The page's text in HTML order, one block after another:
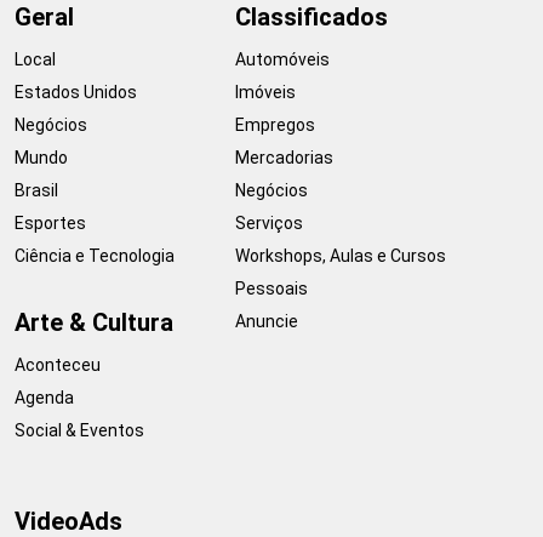
Geral
Local
Estados Unidos
Negócios
Mundo
Brasil
Esportes
Ciência e Tecnologia
Arte & Cultura
Aconteceu
Agenda
Social & Eventos
Classificados
Automóveis
Imóveis
Empregos
Mercadorias
Negócios
Serviços
Workshops, Aulas e Cursos
Pessoais
Anuncie
VideoAds